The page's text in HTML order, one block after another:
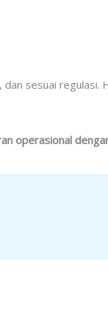
sesuai
operasional